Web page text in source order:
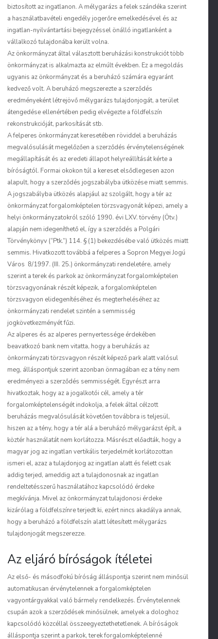
biztosított az ingatlanon. A mélygarázs a felek szándéka szerint
a használatbavételi engedély jogerőre emelkedésével és az
ingatlan-nyilvántartási bejegyzéssel önálló ingatlanként a
vállalkozó tulajdonába került volna.
Az önkormányzat által választott beruházási konstrukciót több
önkormányzat is alkalmazta az elmúlt években. Ez a megoldás
ugyanis az önkormányzat és a beruházó számára egyaránt
kedvező volt. A beruházó megszerezte a szerződés
eredményeként létrejövő mélygarázs tulajdonjogát, a terület
átengedése ellenértében pedig elvégezte a földfelszín
rekonstrukcióját, parkosítását stb.
A felperes önkormányzat keresetében röviddel a beruházás
megvalósulását megelőzően a szerződés érvénytelenségének
megállapítását és az eredeti állapot helyreállítását kérte a
bíróságtól. Formai okokon túl a kereset elsődlegesen azon
alapult, hogy a szerződés jogszabályba ütközése miatt semmis.
A jogszabályba ütközés alapjául az szolgált, hogy a tér az
önkormányzat forgalomképtelen törzsvagyonát képezi, amely a
helyi önkormányzatokról szóló 1990. évi LXV. törvény (Ötv.)
alapján nem idegeníthető el, így a szerződés a Polgári
Törvénykönyv (“Ptk.”) 114. § (1) bekezdésébe való ütközés miatt
semmis. Hivatkozott továbbá a felperes a Sopron Megyei Jogú
Város 8/1997. (III. 25.) önkormányzati rendeletére, amely
szerint a terek és parkok az önkormányzat forgalomképtelen
törzsvagyonának részét képezik, a forgalomképtelen
törzsvagyon elidegenítéséhez és megterheléséhez az
önkormányzati rendelet szintén a semmisség
jogkövetkezményét fűzi.
Az alperes és az alperes pernyertessége érdekében
beavatkozó bank nem vitatta, hogy a beruházás az
önkormányzati törzsvagyon részét képező park alatt valósul
meg, álláspontjuk szerint azonban önmagában ez a tény nem
eredményezi a szerződés semmisségét. Egyrészt arra
hivatkoztak, hogy az a jogalkotói cél, amely a tér
forgalomképtelenségét indokolja, a felek által célzott
beruházás megvalósulását követően továbbra is teljesül,
hiszen az a tény, hogy a tér alá a beruházó mélygarázst épít, a
köztér használatát nem korlátozza. Másrészt előadták, hogy a
magyar jog az ingatlan vertikális terjedelmét korlátozottan
ismeri el, azaz a tulajdonjog az ingatlan alatt és felett csak
addig terjed, ameddig azt a tulajdonosnak az ingatlan
rendeltetésszerű használatához kapcsolódó érdeke
megkívánja. Mivel az önkormányzat tulajdonosi érdeke
kizárólag a földfelszínre terjedt ki, ezért nincs akadálya annak,
hogy a beruházó a földfelszín alatt létesített mélygarázs
tulajdonjogát megszerezze.
Az eljáró bíróságok ítéletei
Az első- és másodfokú bíróság álláspontja szerint nem minősül
automatikusan érvénytelennek a forgalomképtelen
vagyontárgyakkal való bármely rendelkezés. Érvénytelennek
csupán azok a szerződések minősülnek, amelyek a dologhoz
kapcsolódó közcéllal összeegyeztethetetlenek. A bíróságok
álláspontja szerint a parkok, terek forgalomképtelenné